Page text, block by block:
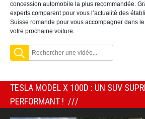
concession automobile la plus recommandée.
experts comparent pour vous l’actualité des
Suisse romande pour vous accompagner dans
votre prochaine voiture.
TESLA MODEL X 100D : UN SUV
PERFORMANT !